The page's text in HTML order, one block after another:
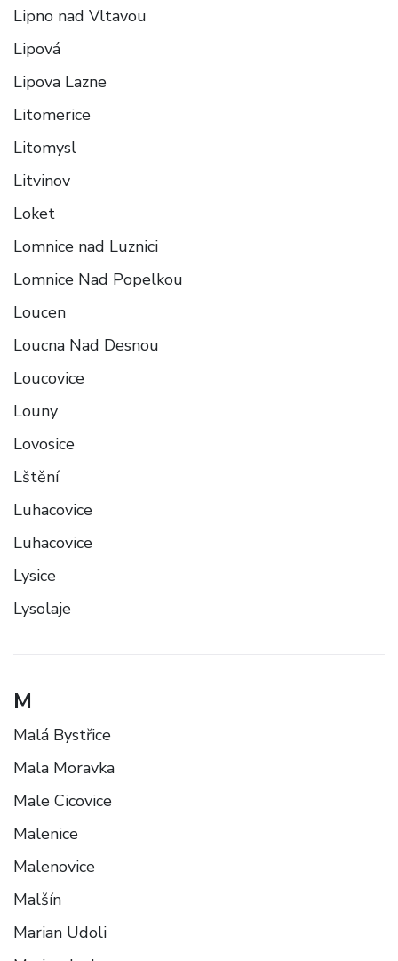
Lipno nad Vltavou
Lipová
Lipova Lazne
Litomerice
Litomysl
Litvinov
Loket
Lomnice nad Luznici
Lomnice Nad Popelkou
Loucen
Loucna Nad Desnou
Loucovice
Louny
Lovosice
Lštění
Luhacovice
Luhacovice
Lysice
Lysolaje
M
Malá Bystřice
Mala Moravka
Male Cicovice
Malenice
Malenovice
Malšín
Marian Udoli